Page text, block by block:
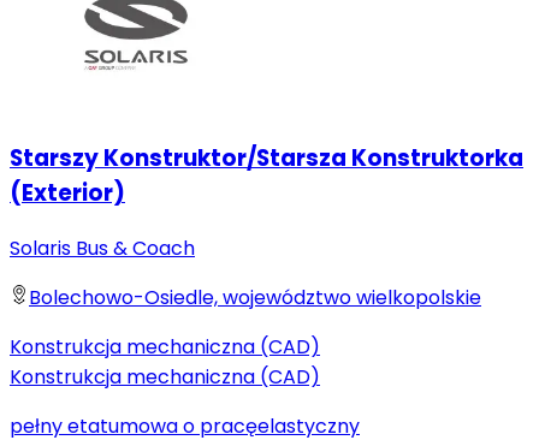
Starszy Konstruktor/Starsza Konstruktorka
(Exterior)
Solaris Bus & Coach
Bolechowo-Osiedle, województwo wielkopolskie
Konstrukcja mechaniczna (CAD)
Konstrukcja mechaniczna (CAD)
pełny etatumowa o pracęelastyczny